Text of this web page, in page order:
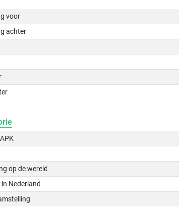
voor
achter
op de wereld
Nederland